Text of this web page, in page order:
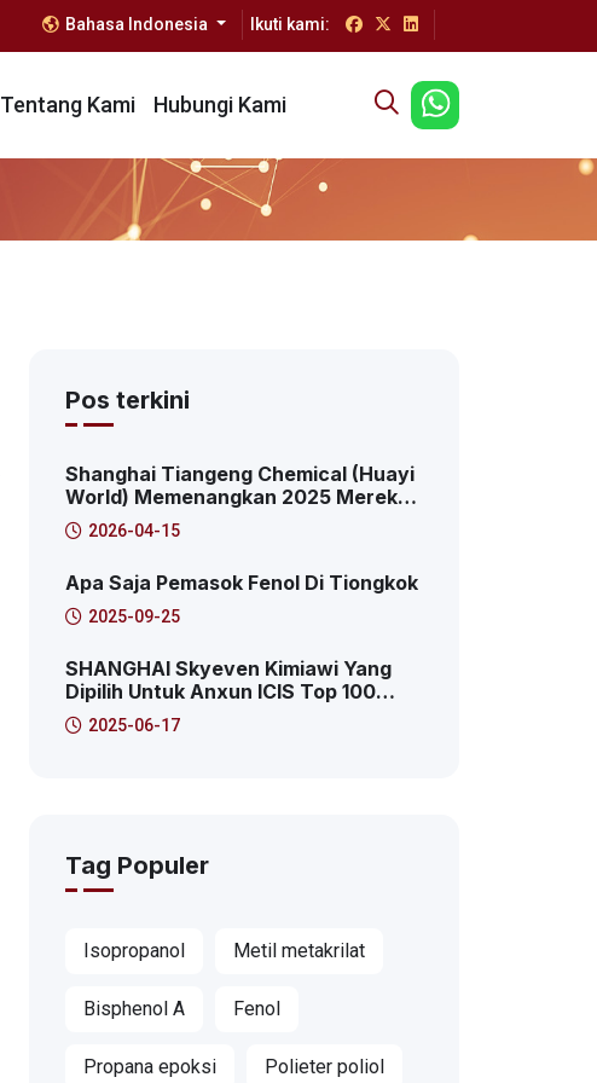
Bahasa Indonesia Ikuti kami:
Tentang Kami Hubungi Kami
Pos terkini
Shanghai Tiangeng Chemical (Huayi
World) Memenangkan 2025 Merek
Transformasi Inovasi Digital Puncak:
2025 Pudong Area Baru Kasus
Internet Produktif
2026-04-15
Apa Saja Pemasok Fenol Di Tiongkok
2025-09-25
SHANGHAI Skyeven Kimiawi Yang
Dipilih Untuk Anxun ICIS Top 100
Distributor Kimia Global! Ini Adalah
Ke-41!
2025-06-17
Tag Populer
Isopropanol Metil metakrilat
Bisphenol A Fenol
Propana epoksi Polieter poliol